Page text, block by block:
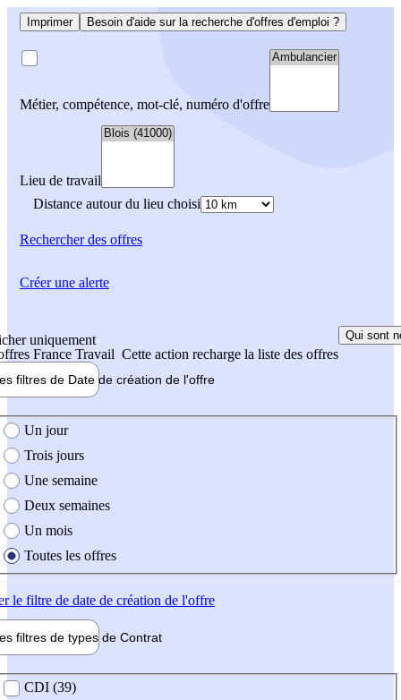
Imprimer Besoin d'aide sur la recherche d'offres d'emploi ?
Métier, compétence, mot-clé, numéro d'offre
Lieu de travail
Distance autour du lieu choisi
Rechercherdes offres
uniquement
France Travail Cette action recharge la liste des offres
Qui sont
filtres de Date de création de l'offre
création de l'offre
Un jour
Trois jours
Une semaine
Deux semaines
Un mois
Toutes les offres
le filtre de date de création de l'offre
filtres de types de Contrat
contrat
CDI (39)
Créer une alerte